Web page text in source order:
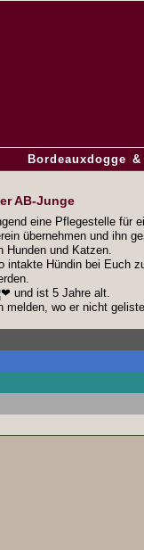
Bordeauxdogge
AB-Junge
eine Pflegestelle für
übernehmen und ihn
Hunden und Katzen.
intakte Hündin bei Euch
und ist 5 Jahre alt.
melden, wo er nicht